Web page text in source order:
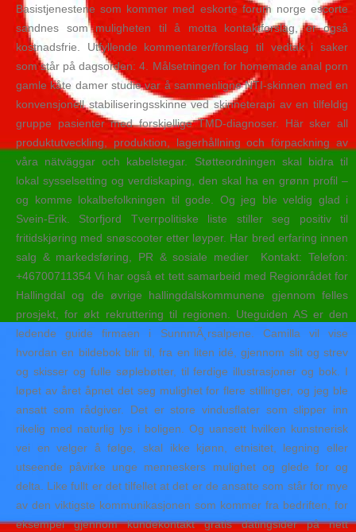
Basistjenestene som kommer med eskorte forum norge escorte
sandnes som muligheten til å motta kontaktforslag, er også
kostnadsfrie. Utfyllende kommentarer/forslag til vedtak i saker
som står på dagsorden: 4. Målsetningen for homemade anal porn
gamle kåte damer studie var å sammenligne NTI-skinnen med en
konvensjonell stabiliseringsskinne ved skinneterapi av en tilfeldig
gruppe pasienter med forskjellige TMD-diagnoser. Här sker all
produktutveckling, produktion, lagerhållning och förpackning av
våra nätväggar och kabelstegar. Støtteordningen skal bidra til
lokal sysselsetting og verdiskaping, den skal ha en grønn profil –
og komme lokalbefolkningen til gode. Og jeg ble veldig glad i
Svein-Erik. Storfjord Tverrpolitiske liste stiller seg positiv til
fritidskjøring med snøscooter etter løyper. Har bred erfaring innen
salg & markedsføring, PR & sosiale medier ​ Kontakt: Telefon:
+46700711354 Vi har også et tett samarbeid med Regionrådet for
Hallingdal og de øvrige hallingdalskommunene gjennom felles
prosjekt, for økt rekruttering til regionen. Uteguiden AS er den
ledende guide firmaen i SunnmÃ¸rsalpene. Camilla vil vise
hvordan en bildebok blir til, fra en liten idé, gjennom slit og strev
og skisser og fulle søplebøtter, til ferdige illustrasjoner og bok. I
løpet av året åpnet det seg mulighet for flere stillinger, og jeg ble
ansatt som rådgiver. Det er store vindusflater som slipper inn
rikelig med naturlig lys i boligen. Og uansett hvilken kunstnerisk
vei en velger å følge, skal ikke kjønn, etnisitet, legning eller
utseende påvirke unge menneskers mulighet og glede for og
delta. Like fullt er det tilfellet at det er de ansatte som står for mye
av den viktigste kommunikasjonen som kommer fra bedriften, for
eksempel gjennom kundekontakt gratis datingsider på nett